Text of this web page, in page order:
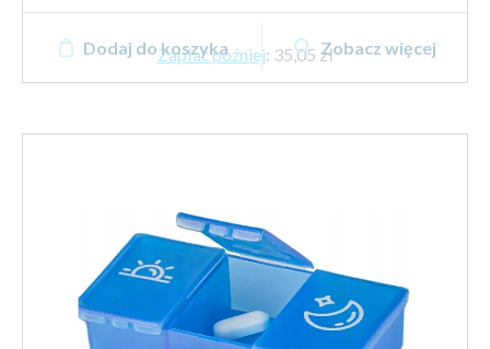
Zapłać później: 35,05 zł
Dodaj do koszyka Zobacz więcej